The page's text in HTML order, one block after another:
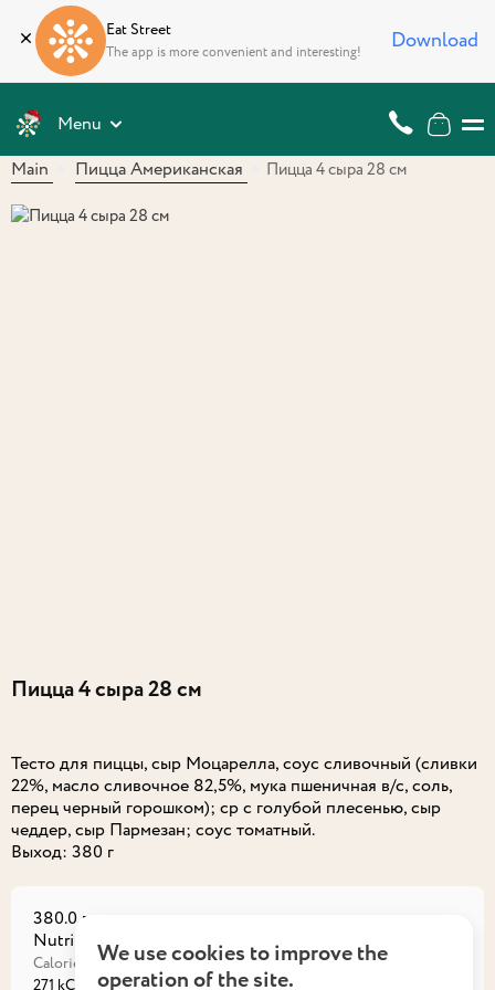
Eat Street
The app is more convenient and interesting! Download
Menu
Main
Пицца Американская Пицца 4 сыра 28 см
Пицца 4 сыра 28 см
Тесто для пиццы, сыр Моцарелла, соус сливочный (сливки
22%, масло сливочное 82,5%, мука пшеничная в/с, соль,
перец черный горошком); ср с голубой плесенью, сыр
чеддер, сыр Пармезан; соус томатный.
380.0 г
Nutritional value на порцию
Calories
271 kCal
Proteins
11,42 г
We use cookies to improve the
operation of the site.